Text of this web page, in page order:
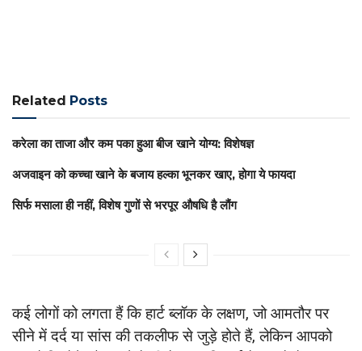
Related Posts
करेला का ताजा और कम पका हुआ बीज खाने योग्य: विशेषज्ञ
अजवाइन को कच्चा खाने के बजाय हल्का भूनकर खाए, होगा ये फायदा
सिर्फ मसाला ही नहीं, विशेष गुणों से भरपूर औषधि है लौंग
कई लोगों को लगता हैं कि हार्ट ब्लॉक के लक्षण, जो आमतौर पर
सीने में दर्द या सांस की तकलीफ से जुड़े होते हैं, लेकिन आपको